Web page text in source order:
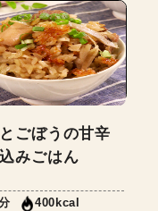
ごぼうの甘辛
みごはん
400kcal